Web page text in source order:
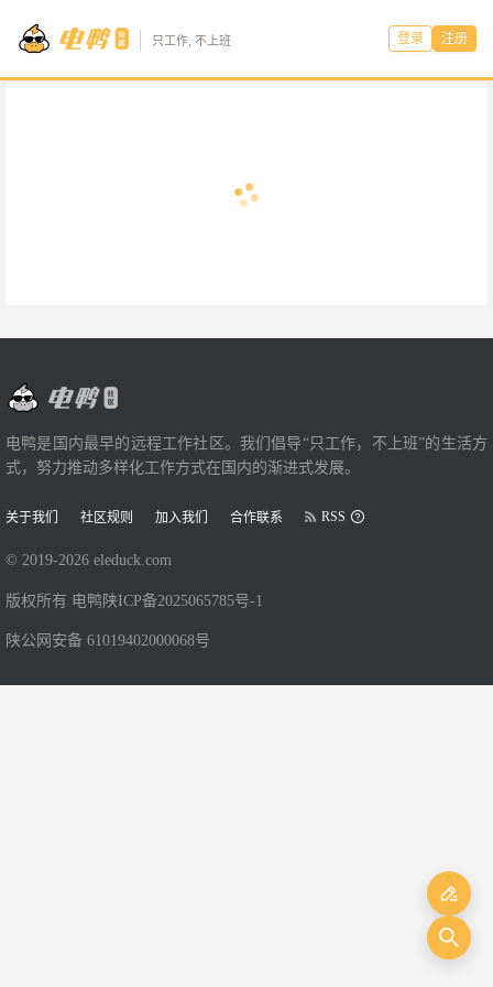
只工作, 不上班 登录 注册
电鸭是国内最早的远程工作社区。我们倡导“只工作，不上班”的生活方
式，努力推动多样化工作方式在国内的渐进式发展。
关于我们 社区规则 加入我们 合作联系 RSS
© 2019-2026 eleduck.com
版权所有 电鸭 陕ICP备2025065785号-1
陕公网安备 61019402000068号